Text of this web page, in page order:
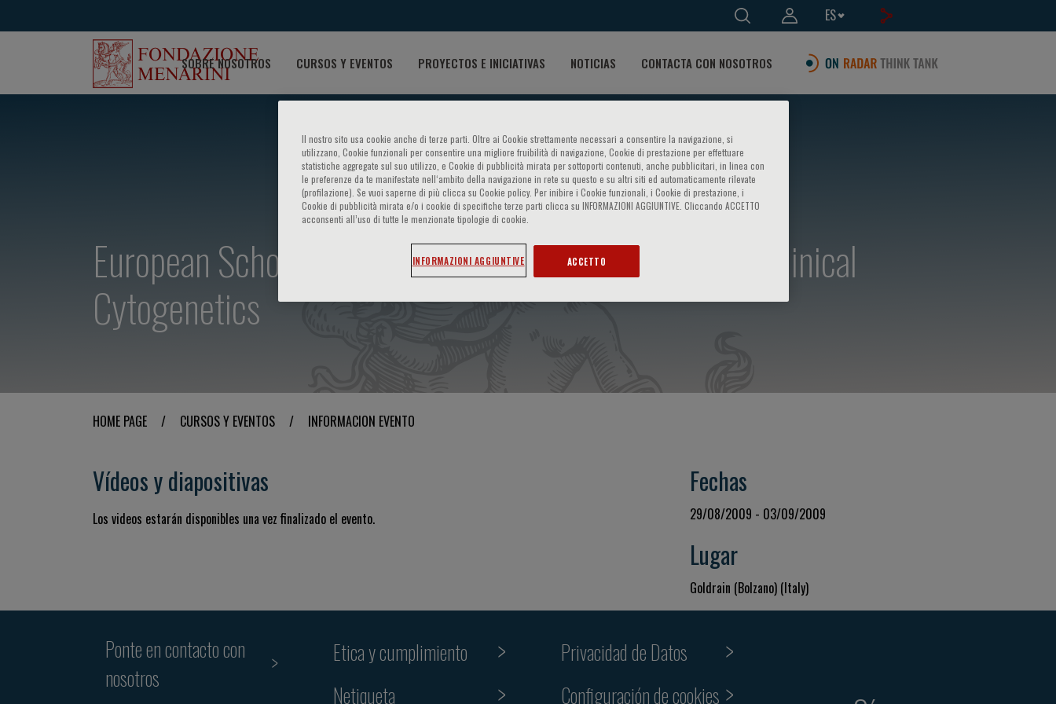
ES
SOBRE NOSOTROS CURSOS Y EVENTOS PROYECTOS E INICIATIVAS NOTICIAS CONTACTA CON NOSOTROS
European School of Genetic Medicine - 4th Course in Clinical
Cytogenetics
HOME PAGE / CURSOS Y EVENTOS / INFORMACION EVENTO
Vídeos y diapositivas
Los videos estarán disponibles una vez finalizado el evento.
Fechas
29/08/2009 - 03/09/2009
Lugar
Goldrain (Bolzano) (Italy)
Ponte en contacto con
nosotros
Etica y cumplimiento
Netiqueta
Privacidad de Datos
Configuración de cookies
Il nostro sito usa cookie anche di terze parti. Oltre ai Cookie strettamente necessari a consentire la navigazione, si
utilizzano, Cookie funzionali per consentire una migliore fruibilità di navigazione, Cookie di prestazione per effettuare
statistiche aggregate sul suo utilizzo, e Cookie di pubblicità mirata per sottoporti contenuti, anche pubblicitari, in linea con
le preferenze da te manifestate nell‘ambito della navigazione in rete su questo e su altri siti ed automaticamente rilevate
(profilazione). Se vuoi saperne di più clicca su Cookie policy. Per inibire i Cookie funzionali, i Cookie di prestazione, i
Cookie di pubblicità mirata e/o i cookie di specifiche terze parti clicca su INFORMAZIONI AGGIUNTIVE. Cliccando ACCETTO
acconsenti all’uso di tutte le menzionate tipologie di cookie.
INFORMAZIONI AGGIUNTIVE ACCETTO